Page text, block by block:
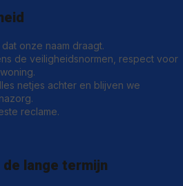
onze naam draagt.
de veiligheidsnormen, respect voor
netjes achter en blijven we
reclame.
lange termijn